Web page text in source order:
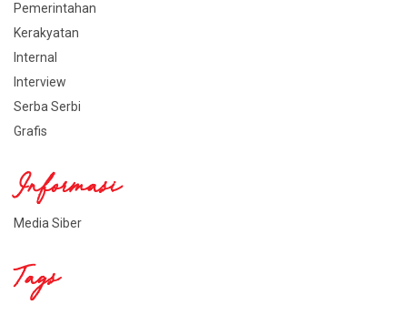
Pemerintahan
Kerakyatan
Internal
Interview
Serba Serbi
Grafis
Informasi
Media Siber
Tags